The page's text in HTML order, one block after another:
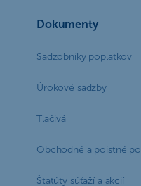
Dokumenty
Sadzobníky poplatkov
Úrokové sadzby
Tlačivá
Obchodné a poistné
Štatúty súťaží a akcií